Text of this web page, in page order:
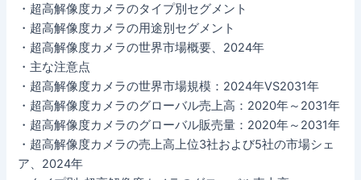
・超高解像度カメラのタイプ別セグメント
・超高解像度カメラの用途別セグメント
・超高解像度カメラの世界市場概要、2024年
・主な注意点
・超高解像度カメラの世界市場規模：2024年VS2031年
・超高解像度カメラのグローバル売上高：2020年～2031年
・超高解像度カメラのグローバル販売量：2020年～2031年
・超高解像度カメラの売上高上位3社および5社の市場シェ
ア、2024年